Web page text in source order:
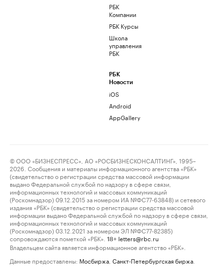
РБК
Компании
РБК Курсы
Школа
управления
РБК
РБК
Новости
iOS
Android
AppGallery
© ООО «БИЗНЕСПРЕСС», АО «РОСБИЗНЕСКОНСАЛТИНГ», 1995–
2026. Сообщения и материалы информационного агентства «РБК»
(свидетельство о регистрации средства массовой информации
выдано Федеральной службой по надзору в сфере связи,
информационных технологий и массовых коммуникаций
(Роскомнадзор) 09.12.2015 за номером ИА №ФС77-63848) и сетевого
издания «РБК» (свидетельство о регистрации средства массовой
информации выдано Федеральной службой по надзору в сфере связи,
информационных технологий и массовых коммуникаций
(Роскомнадзор) 03.12.2021 за номером ЭЛ №ФС77-82385)
сопровождаются пометкой «РБК».
18+ letters@rbc.ru
Владельцем сайта является информационное агентство «РБК».
Данные предоставлены: Мосбиржа Санкт-Петербургская биржа